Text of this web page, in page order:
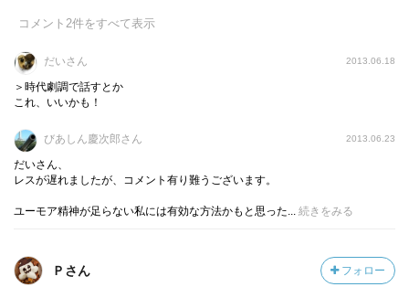
コメント 2件をすべて表示
だいさん 2013.06.18
＞時代劇調で話すとか
これ、いいかも！
びあしん慶次郎さん 2013.06.23
だいさん、
レスが遅れましたが、コメント有り難うございます。
ユーモア精神が足らない私には有効な方法かもと思った... 続きをみる
Ｐさん フォロー